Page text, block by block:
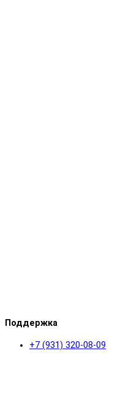
Поддержка
+7 (931) 320-08-09